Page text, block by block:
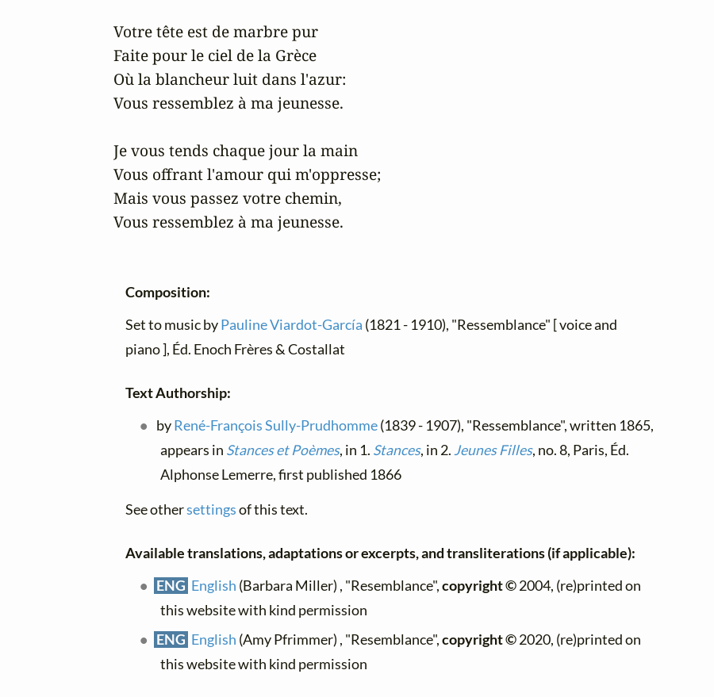
Votre tête est de marbre pur
Faite pour le ciel de la Grèce
Où la blancheur luit dans l'azur:
Vous ressemblez à ma jeunesse.
Je vous tends chaque jour la main
Vous offrant l'amour qui m'oppresse;
Mais vous passez votre chemin,
Vous ressemblez à ma jeunesse.
Composition:
Set to music byPauline Viardot-García (1821 - 1910), "Ressemblance" [ voice and
piano ], Éd. Enoch Frères & Costallat
Text Authorship:
byRené-François Sully-Prudhomme(1839 - 1907), "Ressemblance", written 1865,
appears in Stances et Poèmes, in 1. Stances, in 2. Jeunes Filles, no. 8, Paris, Éd.
Alphonse Lemerre, first published 1866
See othersettingsof this text.
Available translations, adaptations or excerpts, and transliterations (if applicable):
ENG English (Barbara Miller) , "Resemblance",copyright ©2004, (re)printed on
this website with kind permission
ENG English (Amy Pfrimmer) , "Resemblance",copyright ©2020, (re)printed on
this website with kind permission